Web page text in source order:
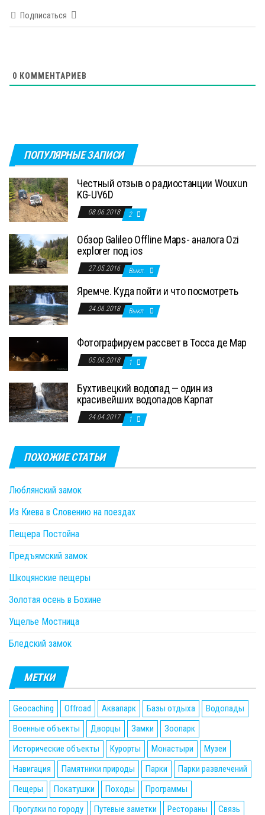
Подписаться
0 КОММЕНТАРИЕВ
ПОПУЛЯРНЫЕ ЗАПИСИ
Честный отзыв о радиостанции Wouxun
KG-UV6D
08.06.2018 2
Обзор Galileo Offline Maps- аналога Ozi
explorer под ios
27.05.2016 Выкл.
Яремче. Куда пойти и что посмотреть
24.06.2018 Выкл.
Фотографируем рассвет в Тосса де Мар
05.06.2018 1
Бухтивецкий водопад — один из
красивейших водопадов Карпат
24.04.2017 1
ПОХОЖИЕ СТАТЬИ
Люблянский замок
Из Киева в Словению на поездах
Пещера Постойна
Предъямский замок
Шкоцянские пещеры
Золотая осень в Бохине
Ущелье Мостница
Бледский замок
МЕТКИ
Geocaching Offroad Аквапарк Базы отдыха
Водопады
Военные объекты
Дворцы Замки
Зоопарк
Исторические объекты
Курорты Монастыри
Музеи
Навигация
Памятники природы Парки
Парки развлечений
Пещеры
Покатушки Походы
Программы
Прогулки по городу
Путевые заметки Рестораны Связь